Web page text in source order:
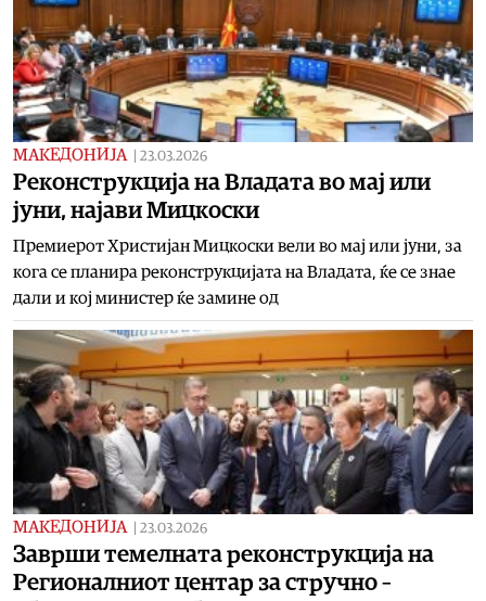
МАКЕДОНИЈА 23.03.2026
Реконструкција на Владата во мај или
јуни, најави Мицкоски
Премиерот Христијан Мицкоски вели во мај или јуни, за
кога се планира реконструкцијата на Владата, ќе се знае
дали и кој министер ќе замине од
МАКЕДОНИЈА 23.03.2026
Заврши темелната реконструкција на
Регионалниот центар за стручно –